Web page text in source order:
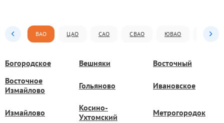
ВАО ЦАО САО СВАО ЮВАО ЮАО
Богородское Вешняки
Восточный
Восточное
Измайлово
Гольяново Ивановское
Измайлово
Косино-
Ухтомский
Метрогородок